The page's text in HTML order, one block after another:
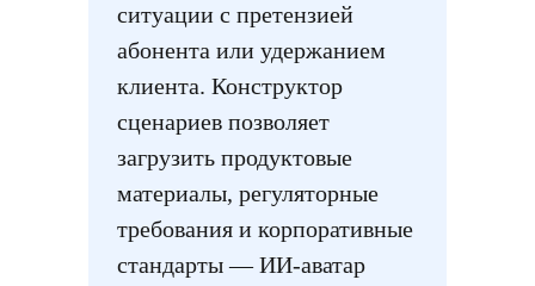
ситуации с претензией
абонента или удержанием
клиента. Конструктор
сценариев позволяет
загрузить продуктовые
материалы, регуляторные
требования и корпоративные
стандарты — ИИ-аватар